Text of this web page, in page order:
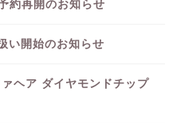
約再開のお知らせ
い開始のお知らせ
ヘア ダイヤモンドチップ